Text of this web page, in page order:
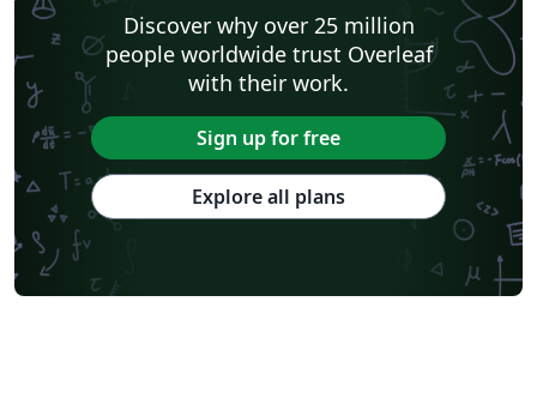
Discover why over 25 million
people worldwide trust Overleaf
with their work.
Sign up for free
Explore all plans